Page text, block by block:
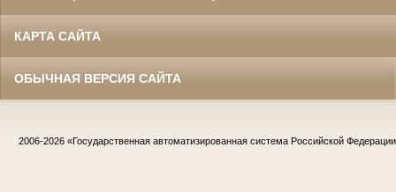
КАРТА САЙТА
ОБЫЧНАЯ ВЕРСИЯ САЙТА
2006-2026 «Государственная автоматизированная система Российской